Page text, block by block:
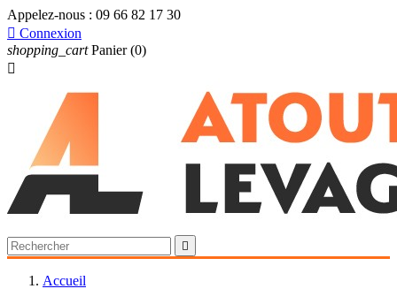
Appelez-nous : 09 66 82 17 30
 Connexion
shopping_cart Panier (0)


Accueil